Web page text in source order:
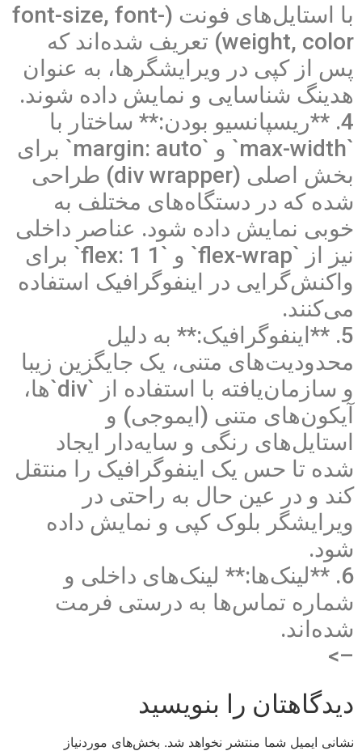
با استایل‌های فونت (font-size, font-
weight, color) تعریف شده‌اند که
پس از کپی در ویرایشگرها، به عنوان
هدینگ شناسایی و نمایش داده شوند.
4. **ریسپانسیو بودن:** ساختار با
`max-width` و `margin: auto` برای
بخش اصلی (div wrapper) طراحی
شده که در دستگاه‌های مختلف به
خوبی نمایش داده شود. عناصر داخلی
نیز از `flex-wrap` و `flex: 1 1` برای
واکنش‌گرایی در اینفوگرافیک استفاده
می‌کنند.
5. **اینفوگرافیک:** به دلیل
محدودیت‌های متنی، یک جایگزین زیبا
و سازمان‌یافته با استفاده از `div`ها،
آیکون‌های متنی (ایموجی) و
استایل‌های رنگی و سایه‌دار ایجاد
شده تا حس یک اینفوگرافیک را منتقل
کند و در عین حال به راحتی در
ویرایشگر بلوک کپی و نمایش داده
شود.
6. **لینک‌ها:** لینک‌های داخلی و
شماره تماس‌ها به درستی فرمت
شده‌اند.
–>
دیدگاهتان را بنویسید
نشانی ایمیل شما منتشر نخواهد شد. بخش‌های موردنیاز